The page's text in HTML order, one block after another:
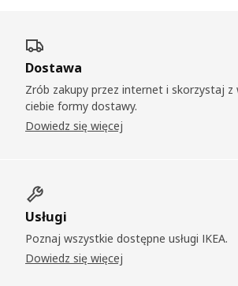
Dostawa
Zrób zakupy przez internet i skorzystaj z
ciebie formy dostawy.
Dowiedz się więcej
Usługi
Poznaj wszystkie dostępne usługi IKEA.
Dowiedz się więcej